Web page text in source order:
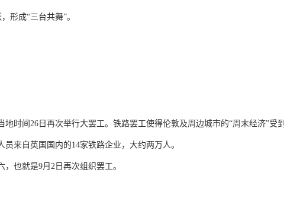
形成“三台共舞”。
时间26日再次举行大罢工。铁路罢工使得伦敦及周边城市的“周末经济”受
来自英国国内的14家铁路企业，大约两万人。
也就是9月2日再次组织罢工。